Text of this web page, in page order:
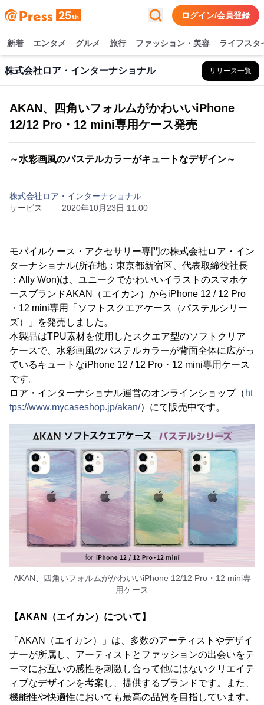
ログイン/会員登録
新着 エンタメ グルメ 旅行 ファッション・美容 ライフスタ
株式会社ロア・インターナショナル リリース一覧
AKAN、四角いフォルムがかわいいiPhone
12/12 Pro・12 mini専用ケース発売
～水彩画風のパステルカラーがキュートなデザイン～
株式会社ロア・インターナショナル
サービス
2020年10月23日 11:00
モバイルケース・アクセサリー専門の株式会社ロア・イン
ターナショナル(所在地：東京都新宿区、代表取締役社長
：Ally Won)は、ユニークでかわいいイラストのスマホケ
ースブランドAKAN（エイカン）からiPhone 12 / 12 Pro
・12 mini専用「ソフトスクエアケース（パステルシリー
ズ）」を発売しました。
本製品はTPU素材を使用したスクエア型のソフトクリア
ケースで、水彩画風のパステルカラーが背面全体に広がっ
ているキュートなiPhone 12 / 12 Pro・12 mini専用ケース
です。
ロア・インターナショナル運営のオンラインショップ（ ht
tps://www.mycaseshop.jp/akan/）にて販売中です。
AKAN、四角いフォルムがかわいいiPhone 12/12 Pro・12 mini専
用ケース
【AKAN（エイカン）について】
「AKAN（エイカン）」は、多数のアーティストやデザイ
ナーが所属し、アーティストとファッションの出会いをテ
ーマにお互いの感性を刺激し合って他にはないクリエイテ
ィブなデザインを考案し、提供するブランドです。また、
機能性や快適性においても最高の品質を目指しています。